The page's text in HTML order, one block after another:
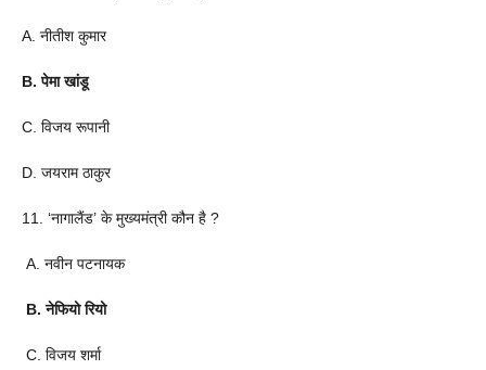
A. नीतीश कुमार
B. पेमा खांडू
C. विजय रूपानी
D. जयराम ठाकुर
11. ‘नागालैंड’ के मुख्यमंत्री कौन है ?
A. नवीन पटनायक
B. नेफियो रियो
C. विजय शर्मा